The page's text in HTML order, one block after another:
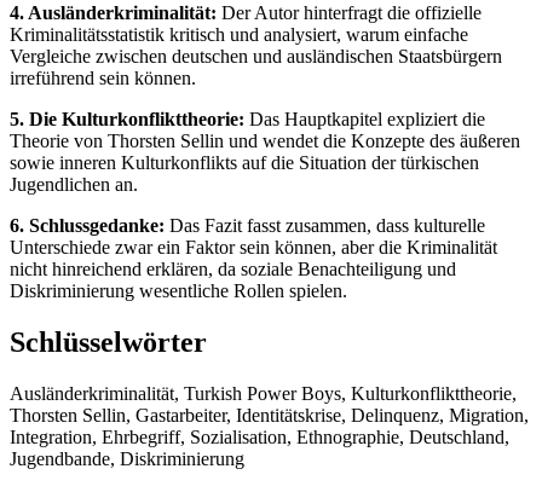
4. Ausländerkriminalität: Der Autor hinterfragt die offizielle
Kriminalitätsstatistik kritisch und analysiert, warum einfache
Vergleiche zwischen deutschen und ausländischen Staatsbürgern
irreführend sein können.
5. Die Kulturkonflikttheorie: Das Hauptkapitel expliziert die
Theorie von Thorsten Sellin und wendet die Konzepte des äußeren
sowie inneren Kulturkonflikts auf die Situation der türkischen
Jugendlichen an.
6. Schlussgedanke: Das Fazit fasst zusammen, dass kulturelle
Unterschiede zwar ein Faktor sein können, aber die Kriminalität
nicht hinreichend erklären, da soziale Benachteiligung und
Diskriminierung wesentliche Rollen spielen.
Schlüsselwörter
Ausländerkriminalität, Turkish Power Boys, Kulturkonflikttheorie,
Thorsten Sellin, Gastarbeiter, Identitätskrise, Delinquenz, Migration,
Integration, Ehrbegriff, Sozialisation, Ethnographie, Deutschland,
Jugendbande, Diskriminierung